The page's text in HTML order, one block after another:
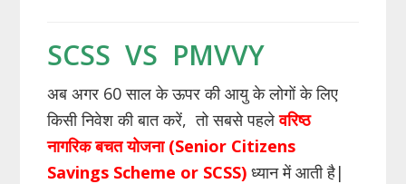
SCSS VS PMVVY
अब अगर 60 साल के ऊपर की आयु के लोगों के लिए
किसी निवेश की बात करें, तो सबसे पहलेवरिष्ठ
नागरिक बचत योजना (Senior Citizens
Savings Scheme or SCSS) ध्यान में आती है|